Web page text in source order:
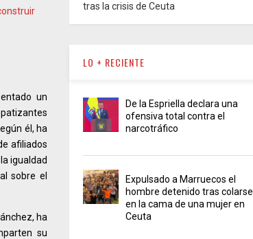
un
él, ha
afiliados
igualdad
sobre el
ha
su
tras la crisis de Ceuta
LO + RECIENTE
De la Espriella declara una
ofensiva total contra el
narcotráfico
Expulsado a Marruecos el
hombre detenido tras colarse
en la cama de una mujer en
Ceuta